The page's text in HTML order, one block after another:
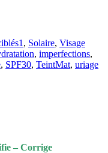
, Solaire, Visage
, imperfections,
, SPF30, TeintMat, uriage
– Corrige